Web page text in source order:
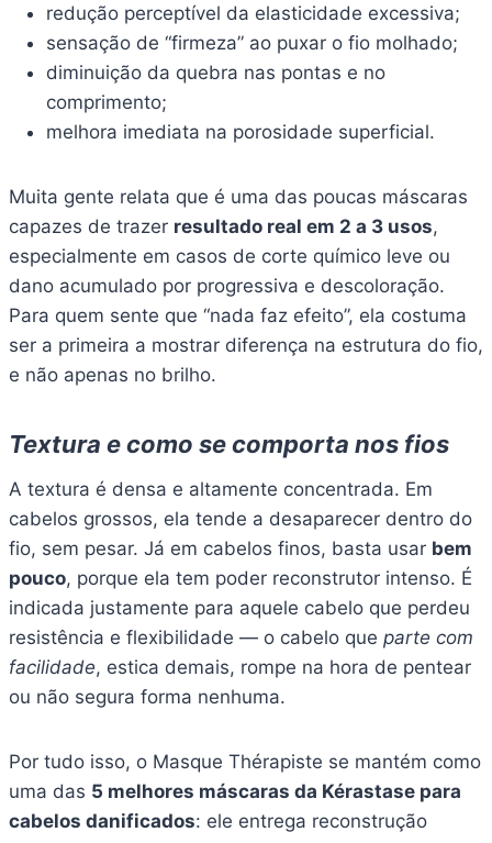
redução perceptível da elasticidade excessiva;
sensação de “firmeza” ao puxar o fio molhado;
diminuição da quebra nas pontas e no
comprimento;
melhora imediata na porosidade superficial.
Muita gente relata que é uma das poucas máscaras
capazes de trazer resultado real em 2 a 3 usos,
especialmente em casos de corte químico leve ou
dano acumulado por progressiva e descoloração.
Para quem sente que “nada faz efeito”, ela costuma
ser a primeira a mostrar diferença na estrutura do fio,
e não apenas no brilho.
Textura e como se comporta nos fios
A textura é densa e altamente concentrada. Em
cabelos grossos, ela tende a desaparecer dentro do
fio, sem pesar. Já em cabelos finos, basta usar bem
pouco, porque ela tem poder reconstrutor intenso. É
indicada justamente para aquele cabelo que perdeu
resistência e flexibilidade — o cabelo que parte com
facilidade, estica demais, rompe na hora de pentear
ou não segura forma nenhuma.
Por tudo isso, o Masque Thérapiste se mantém como
uma das 5 melhores máscaras da Kérastase para
cabelos danificados: ele entrega reconstrução